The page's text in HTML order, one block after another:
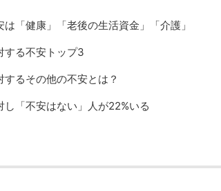
は「健康」「老後の生活資金」「介護」
する不安トップ3
するその他の不安とは？
し「不安はない」人が22%いる